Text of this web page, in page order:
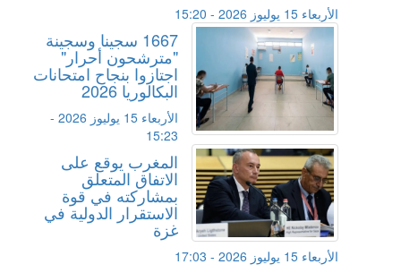
الأربعاء 15 يوليوز 2026 - 15:20
1667 سجينا وسجينة
"مترشحون أحرار"
اجتازوا بنجاح امتحانات
البكالوريا 2026
الأربعاء 15 يوليوز 2026 -
15:23
المغرب يوقع على
الاتفاق المتعلق
بمشاركته في قوة
الاستقرار الدولية في
غزة
الأربعاء 15 يوليوز 2026 - 17:03